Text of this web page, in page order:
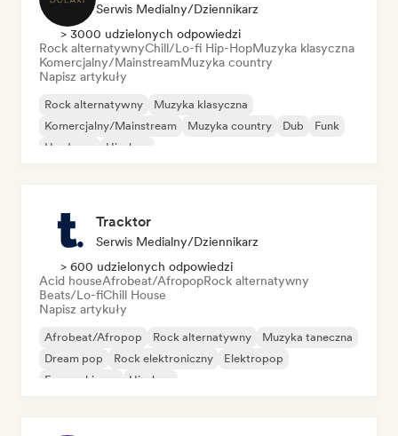
Serwis Medialny/Dziennikarz
> 3000 udzielonych odpowiedzi
Rock alternatywnyChill/Lo-fi Hip-HopMuzyka klasyczna
Komercjalny/MainstreamMuzyka country
Napisz artykuły
Rock alternatywny
Muzyka klasyczna
Komercjalny/Mainstream
Muzyka country Dub
Funk
Hardcore
Hip-hop
Tracktor
Serwis Medialny/Dziennikarz
> 600 udzielonych odpowiedzi
Acid houseAfrobeat/AfropopRock alternatywny
Beats/Lo-fiChill House
Napisz artykuły
Afrobeat/Afropop Rock alternatywny
Muzyka taneczna
Dream pop
Rock elektroniczny
Elektropop
Francuski pop
Hip-hop